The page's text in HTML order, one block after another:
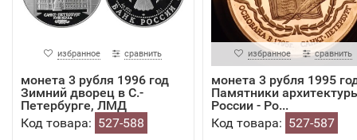
избранное сравнить
монета 3 рубля 1996 год
Зимний дворец в С.-
Петербурге, ЛМД
Код товара: 527-588
избранное сравнить
монета 3 рубля 1995
Памятники
России - Ро...
Код товара: 527-587